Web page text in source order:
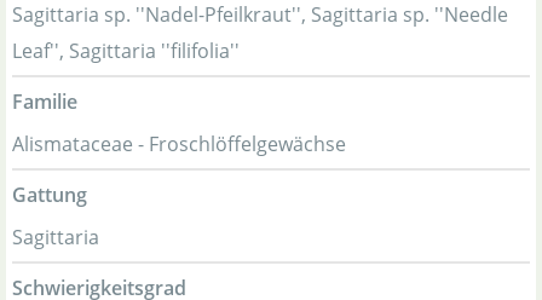
Sagittaria sp. ''Nadel-Pfeilkraut'', Sagittaria sp. ''Needle
Leaf'', Sagittaria ''filifolia''
Familie
Alismataceae - Froschlöffelgewächse
Gattung
Sagittaria
Schwierigkeitsgrad